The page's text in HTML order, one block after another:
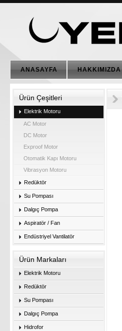
ANASAYFA HAKKIMIZDA
Ürün Çeşitleri
Elektrik Motoru
AC Motor
DC Motor
Exproof Motor
Otomatik Kapı Motoru
Vibrasyon Motoru
Redüktör
Su Pompası
Dalgıç Pompa
Aspiratör / Fan
Endüstriyel Vantilatör
Ürün Markaları
Elektrik Motoru
Redüktör
Su Pompası
Dalgıç Pompa
Hidrofor